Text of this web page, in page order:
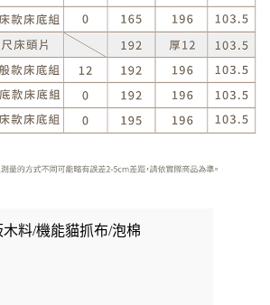
料/機能貓抓布/泡棉